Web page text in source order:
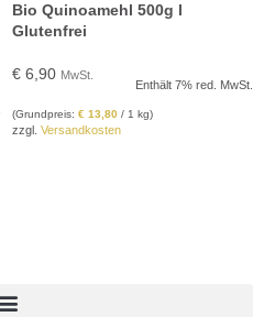
Bio Quinoamehl 500g l
Glutenfrei
€ 6,90 MwSt.
Enthält 7% red. MwSt.
(Grundpreis: € 13,80 / 1 kg)
zzgl. Versandkosten